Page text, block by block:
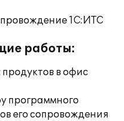
1С:ИТС
работы:
в офис
программного
его сопровождения